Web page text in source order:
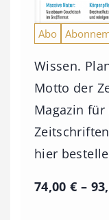
Abo
Wissen.
Motto der
Magazin für
hier
74,00€ –